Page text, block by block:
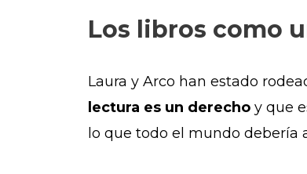
Los libros como
Laura y Arco han estado
lectura es un derecho y que
lo que todo el mundo debería